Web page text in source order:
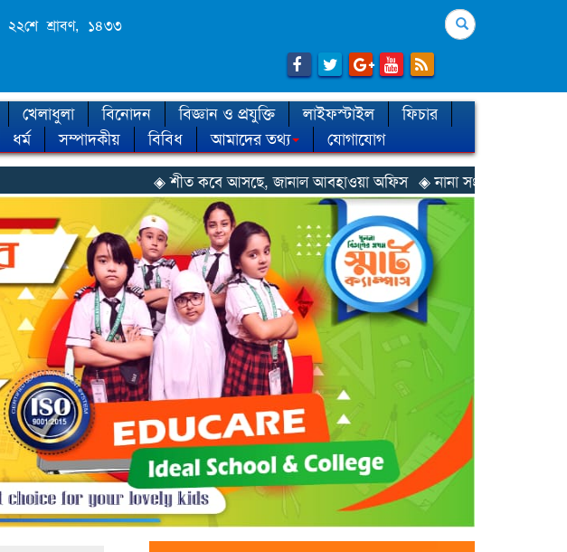
২২শে শ্রাবণ, ১৪৩৩
Search
খেলাধুলা বিনোদন বিজ্ঞান ও প্রযুক্তি লাইফস্টাইল
ফিচার
ধর্ম সম্পাদকীয় বিবিধ আমাদের তথ্য যোগাযোগ
◈ শীত কবে আসছে, জানাল আবহাওয়া অফিস ◈ নানা সংকটে রিক্রুটিং এজেন্সি, হুমকির মুখে